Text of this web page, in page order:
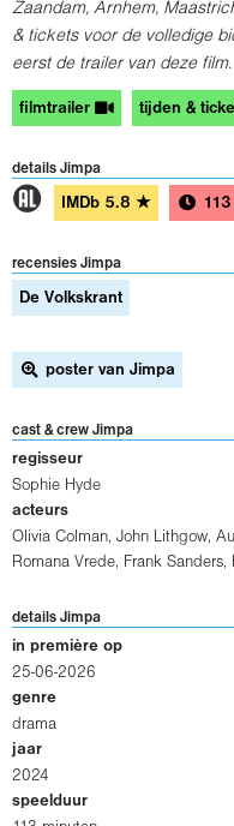
Zaandam, Arnhem,
& tickets voor de volledige
eerst de trailer van deze film.
filmtrailer tijden &
details Jimpa
1 IMDb 5.8 ★
recensies Jimpa
De Volkskrant
poster van Jimpa
cast & crew Jimpa
regisseur
Sophie Hyde
acteurs
Olivia Colman, John Lithgow,
Romana Vrede, Frank Sanders,
details Jimpa
in première op
25-06-2026
genre
drama
jaar
2024
speelduur